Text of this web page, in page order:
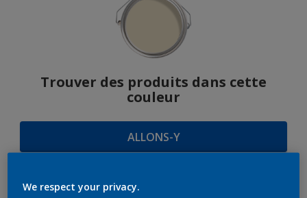
Trouver des produits dans cette
couleur
ALLONS-Y
We respect your privacy.